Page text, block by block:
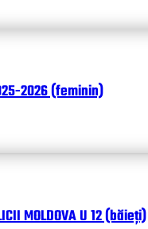
2026 (feminin)
MOLDOVA U 12 (băieți)